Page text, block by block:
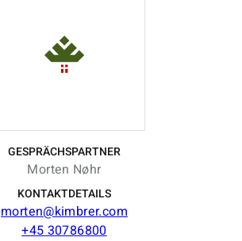
GESPRÄCHSPARTNER
Morten Nøhr
KONTAKTDETAILS
morten@kimbrer.com
+45 30786800